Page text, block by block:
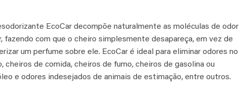
EcoCar decompõe naturalmente as moléculas de odor
fazendo com que o cheiro simplesmente desapareça, em vez de
um perfume sobre ele. EcoCar é ideal para eliminar odores no
cheiros de comida, cheiros de fumo, cheiros de gasolina ou
e odores indesejados de animais de estimação, entre outros.